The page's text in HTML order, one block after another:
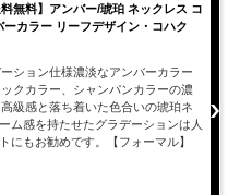
料無料】アンバー/琥珀 ネックレス コ
ーカラー リーフデザイン・コハク
ション仕様濃淡なアンバーカラー
クカラー、シャンパンカラーの濃
級感と落ち着いた色合いの琥珀ネ
ム感を持たせたグラデーションは人
にもお勧めです。【フォーマル】